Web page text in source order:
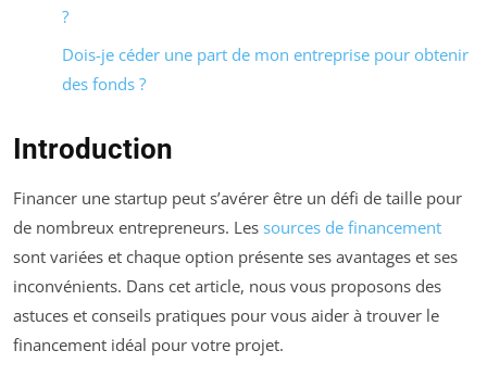
?
Dois-je céder une part de mon entreprise pour obtenir
des fonds ?
Introduction
Financer une startup peut s’avérer être un défi de taille pour
de nombreux entrepreneurs. Les sources de financement
sont variées et chaque option présente ses avantages et ses
inconvénients. Dans cet article, nous vous proposons des
astuces et conseils pratiques pour vous aider à trouver le
financement idéal pour votre projet.